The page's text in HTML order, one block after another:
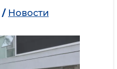
/ Новости